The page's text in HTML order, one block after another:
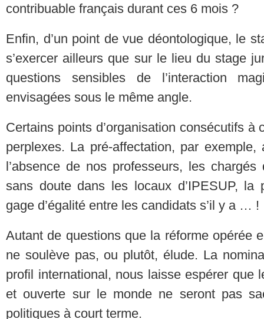
contribuable français durant ces 6 mois ?
Enfin, d’un point de vue déontologique, le
s’exercer ailleurs que sur le lieu du stage
questions sensibles de l’interaction
envisagées sous le même angle.
Certains points d’organisation consécutifs
perplexes. La pré-affectation, par
l’absence de nos professeurs, les
sans doute dans les locaux d’IPESUP, la
gage d’égalité entre les candidats s’il y a … !
Autant de questions que la réforme opérée
ne soulève pas, ou plutôt, élude. La
profil international, nous laisse espérer que
et ouverte sur le monde ne seront pas
politiques à court terme.